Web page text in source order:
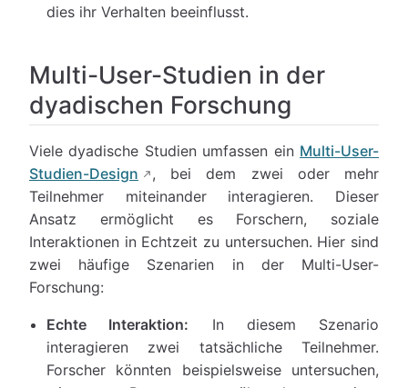
dies ihr Verhalten beeinflusst.
Multi-User-Studien in der
dyadischen Forschung
Viele dyadische Studien umfassen ein Multi-User-
Studien-Design
, bei dem zwei oder mehr
Teilnehmer miteinander interagieren. Dieser
Ansatz ermöglicht es Forschern, soziale
Interaktionen in Echtzeit zu untersuchen. Hier sind
zwei häufige Szenarien in der Multi-User-
Forschung:
Echte Interaktion: In diesem Szenario
interagieren zwei tatsächliche Teilnehmer.
Forscher könnten beispielsweise untersuchen,